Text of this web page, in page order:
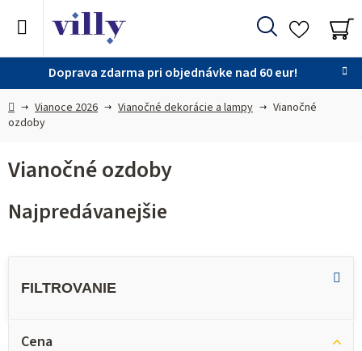
Doprava zdarma pri objednávke nad 60 eur!
Hľadať
DomovVianoce 2026 Vianočné dekorácie a lampy
Vianočné
ozdoby
Vianočné ozdoby
Najpredávanejšie
Cena
V